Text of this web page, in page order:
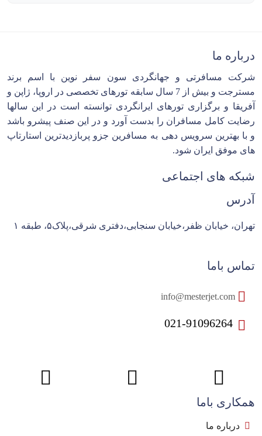
درباره ما
شرکت مسافرتی و جهانگردی سون سفر نوین با اسم برند
مسترجت و بیش از 7 سال سابقه تورهای تخصصی در اروپا، ژاپن و
آفریقا و برگزاری تورهای ایرانگردی توانسته است در این سالها
رضایت کامل مسافران را بدست آورد و در این صنف پیشرو باشد
و با بهترین سرویس دهی به مسافرین جزو پربازدیدترین استارتاپ
های موفق ایران شود.
شبکه های اجتماعی
آدرس
تهران، خیابان ظفر،خیابان سنجابی،دفتری شرقی،پلاک۵، طبقه ۱
تماس باما
021-91096264
همکاری باما
درباره ما